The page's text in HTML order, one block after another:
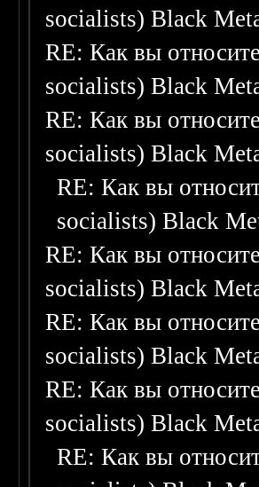
socialists) Black
RE: Как вы
socialists) Black
RE: Как вы
socialists) Black
RE: Как вы
socialists) Black
RE: Как вы
socialists) Black
RE: Как вы
socialists) Black
RE: Как вы
socialists) Black
RE: Как вы